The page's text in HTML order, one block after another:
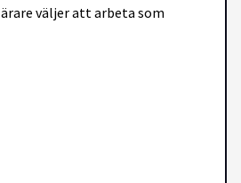
väljer att arbeta som